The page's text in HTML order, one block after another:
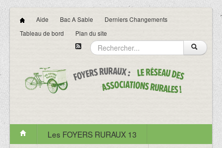
Aide Bac A Sable
Derniers Changements
Tableau de bord
Plan du site
Les FOYERS RURAUX 13